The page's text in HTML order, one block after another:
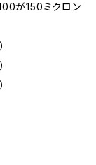
が150ミクロン